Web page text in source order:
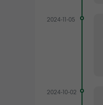
2024-11-05
2024-10-02